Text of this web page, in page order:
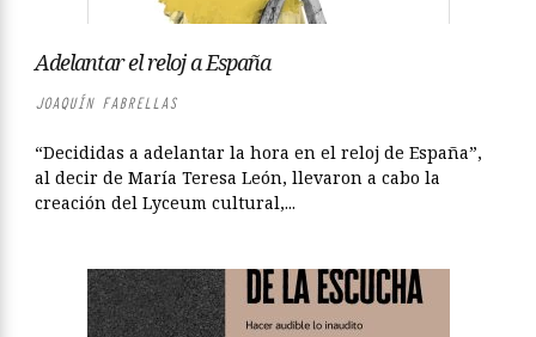
Adelantar el reloj a España
JOAQUÍN FABRELLAS
“Decididas a adelantar la hora en el reloj de España”,
al decir de María Teresa León, llevaron a cabo la
creación del Lyceum cultural,...